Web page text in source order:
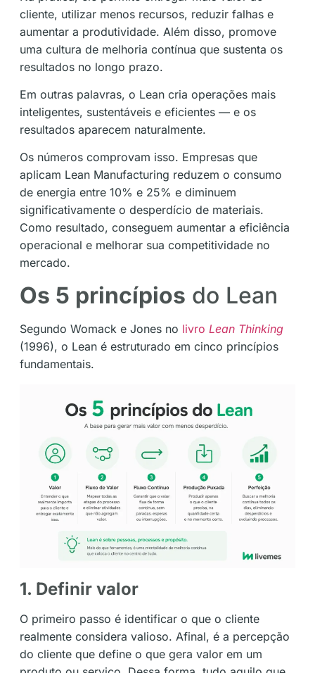
cliente, utilizar menos recursos, reduzir falhas e
aumentar a produtividade. Além disso, promove
uma cultura de melhoria contínua que sustenta os
resultados no longo prazo.
Em outras palavras, o Lean cria operações mais
inteligentes, sustentáveis e eficientes — e os
resultados aparecem naturalmente.
Os números comprovam isso. Empresas que
aplicam Lean Manufacturing reduzem o consumo
de energia entre 10% e 25% e diminuem
significativamente o desperdício de materiais.
Como resultado, conseguem aumentar a eficiência
operacional e melhorar sua competitividade no
mercado.
Os 5 princípios do Lean
Segundo Womack e Jones no livro Lean Thinking
(1996), o Lean é estruturado em cinco princípios
fundamentais.
1. Definir valor
O primeiro passo é identificar o que o cliente
realmente considera valioso. Afinal, é a percepção
do cliente que define o que gera valor em um